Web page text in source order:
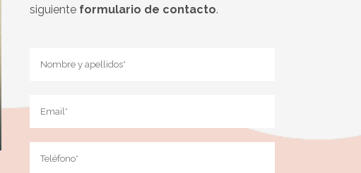
siguiente formulario de contacto.